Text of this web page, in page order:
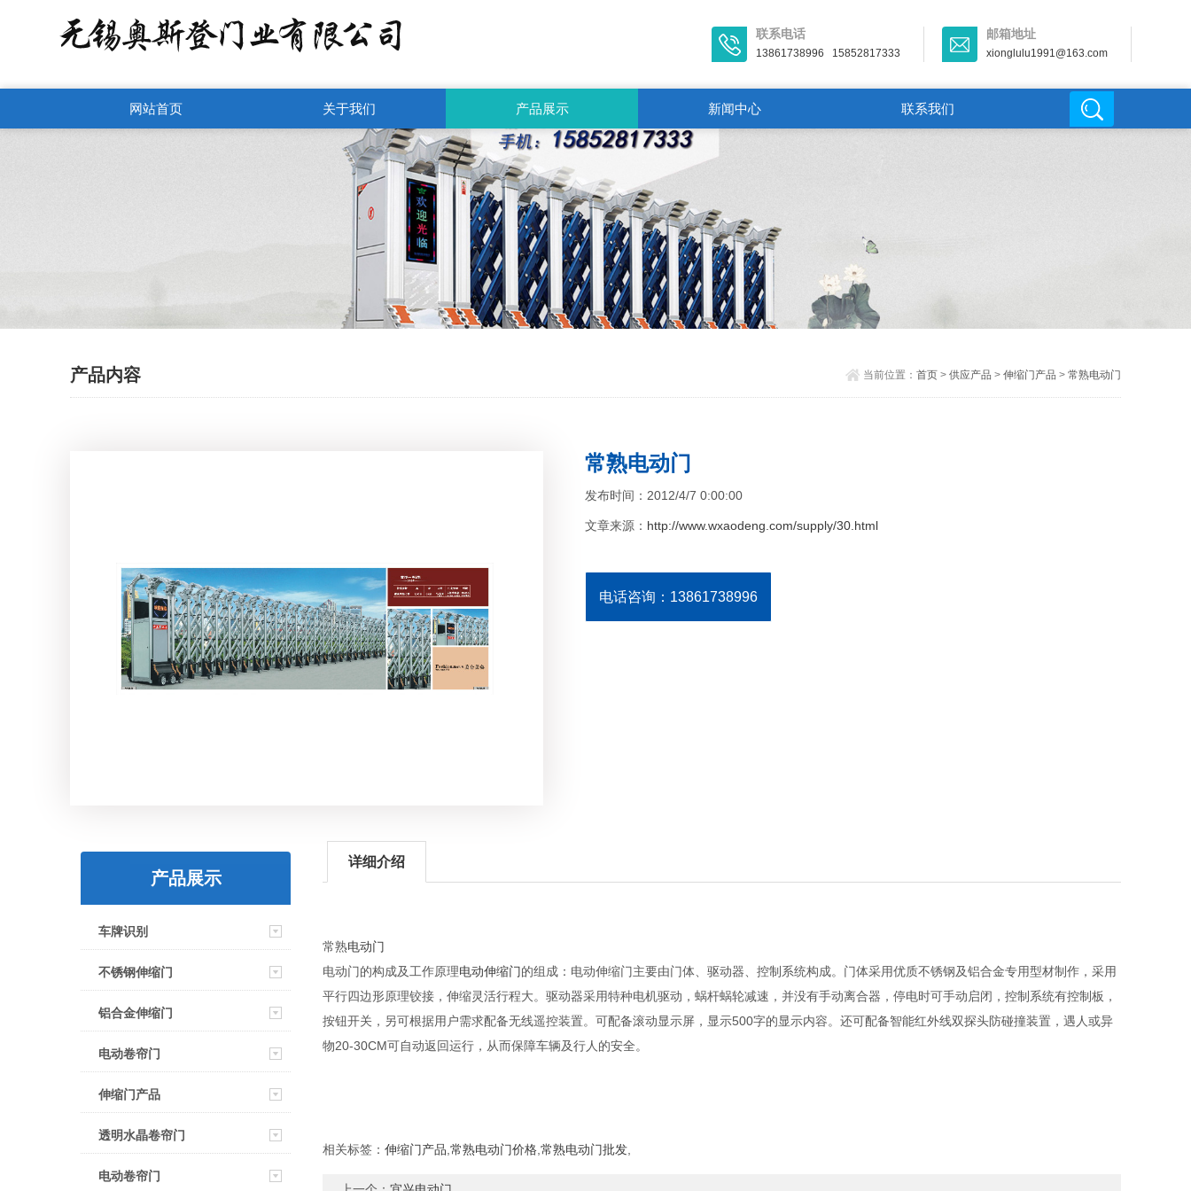
联系电话
13861738996 15852817333
邮箱地址
xionglulu1991@163.com
网站首页 关于我们 产品展示 新闻中心 联系我们
产品内容 当前位置： 首页> 供应产品 > 伸缩门产品 > 常熟电动门
常熟电动门
发布时间：2012/4/7 0:00:00
文章来源： http://www.wxaodeng.com/supply/30.html
电话咨询：13861738996
产品展示
车牌识别
不锈钢伸缩门
铝合金伸缩门
电动卷帘门
伸缩门产品
透明水晶卷帘门
电动卷帘门
详细介绍
常熟电动门
电动门的构成及工作原理电动伸缩门的组成：电动伸缩门主要由门体、驱动器、控制系统构成。门体采用优质不锈钢及铝合金专用型材制作，采用
平行四边形原理铰接，伸缩灵活行程大。驱动器采用特种电机驱动，蜗杆蜗轮减速，并没有手动离合器，停电时可手动启闭，控制系统有控制板，
按钮开关，另可根据用户需求配备无线遥控装置。可配备滚动显示屏，显示500字的显示内容。还可配备智能红外线双探头防碰撞装置，遇人或异
物20-30CM可自动返回运行，从而保障车辆及行人的安全。
相关标签： 伸缩门产品,常熟电动门价格,常熟电动门批发,